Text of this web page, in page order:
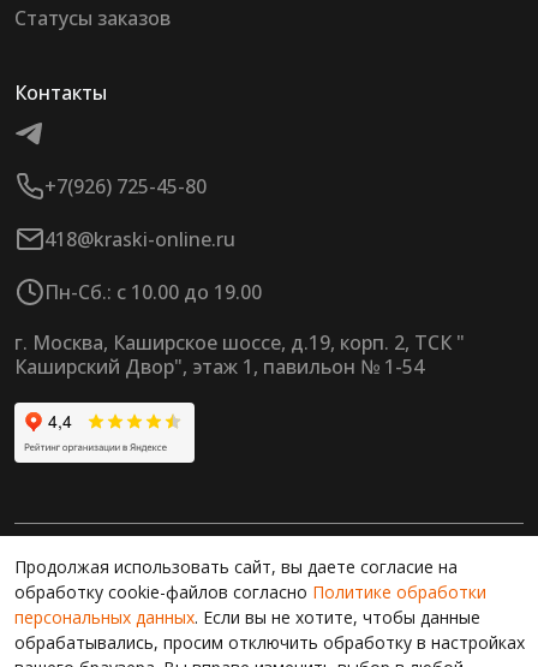
Статусы заказов
Контакты
+7(926) 725-45-80
418@kraski-online.ru
Пн-Сб.: с 10.00 до 19.00
г. Москва, Каширское шоссе, д.19, корп. 2, ТСК "
Каширский Двор", этаж 1, павильон № 1-54
© 2026 КраскиОнлайн |Политика конфиденциальности
Продолжая работу с сайтом, вы даете согласие на
использование сайтом cookies и обработку персональных
данных в целях функционирования сайта, проведения
Продолжая использовать сайт, вы даете согласие на
обработку cookie-файлов согласно Политике обработки
персональных данных. Если вы не хотите, чтобы данные
обрабатывались, просим отключить обработку в настройках